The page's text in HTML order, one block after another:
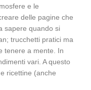
e le
delle pagine che
sapere quando si
trucchetti pratici ma
tenere a mente. In
vari. A questo
ricettine (anche